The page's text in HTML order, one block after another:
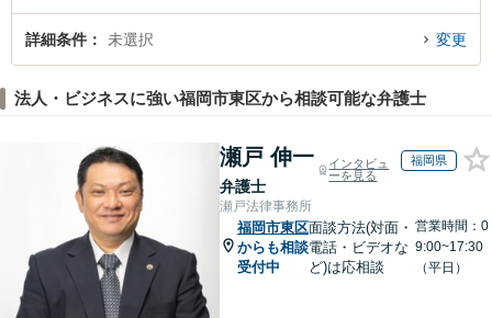
料でビジネス利用のネットトラブルを法律相談できる福岡市東区内の弁護士に
相談予約したい』などでお困りの相談者さんにおすすめです。
詳細条件 未選択 変更
法人・ビジネスに強い福岡市東区から相談可能な弁護士
瀬戸 伸一
弁護士
インタビュ
ーを見る
福岡県
瀬戸法律事務所
福岡市東区
からも相談
受付中
面談方法(対面・
電話・ビデオな
ど)は応相談
営業時間：0
9:00~17:30
（平日）